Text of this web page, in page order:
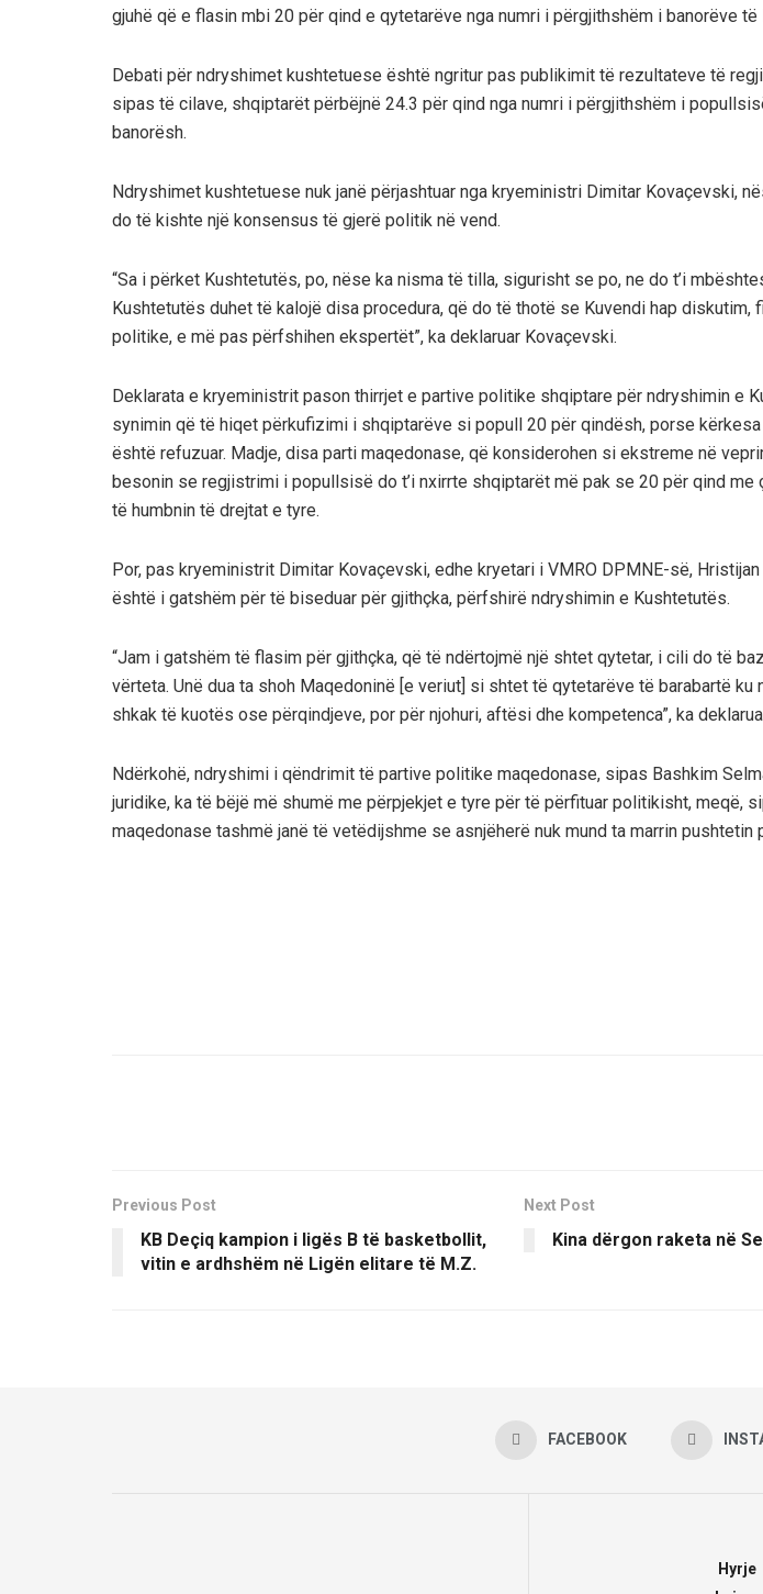
gjuhë që e flasin mbi 20 për qind e qytetarëve nga numri i përgjithshëm i banorëve
Debati për ndryshimet kushtetuese është ngritur pas publikimit të rezultateve të
sipas të cilave, shqiptarët përbëjnë 24.3 për qind nga numri i përgjithshëm i
banorësh.
Ndryshimet kushtetuese nuk janë përjashtuar nga kryeministri Dimitar Kovaçevski,
do të kishte një konsensus të gjerë politik në vend.
“Sa i përket Kushtetutës, po, nëse ka nisma të tilla, sigurisht se po, ne do t’i
Kushtetutës duhet të kalojë disa procedura, që do të thotë se Kuvendi hap diskutim,
politike, e më pas përfshihen ekspertët”, ka deklaruar Kovaçevski.
Deklarata e kryeministrit pason thirrjet e partive politike shqiptare për ndryshimin e
synimin që të hiqet përkufizimi i shqiptarëve si popull 20 për qindësh, porse
është refuzuar. Madje, disa parti maqedonase, që konsiderohen si ekstreme në
besonin se regjistrimi i popullsisë do t’i nxirrte shqiptarët më pak se 20 për qind me
të humbnin të drejtat e tyre.
Por, pas kryeministrit Dimitar Kovaçevski, edhe kryetari i VMRO DPMNE-së,
është i gatshëm për të biseduar për gjithçka, përfshirë ndryshimin e Kushtetutës.
“Jam i gatshëm të flasim për gjithçka, që të ndërtojmë një shtet qytetar, i cili do të
vërteta. Unë dua ta shoh Maqedoninë [e veriut] si shtet të qytetarëve të barabartë ku
shkak të kuotës ose përqindjeve, por për njohuri, aftësi dhe kompetenca”, ka
Ndërkohë, ndryshimi i qëndrimit të partive politike maqedonase, sipas Bashkim
juridike, ka të bëjë më shumë me përpjekjet e tyre për të përfituar politikisht, meqë,
maqedonase tashmë janë të vetëdijshme se asnjëherë nuk mund ta marrin pushtetin
Previous Post
KB Deçiq kampion i ligës B të basketbollit,
vitin e ardhshëm në Ligën elitare të M.Z.
Next Post
Kina dërgon raketa në
FACEBOOK
Hyrje